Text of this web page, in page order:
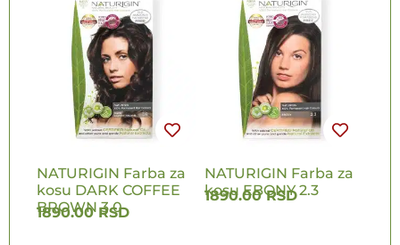
NATURIGIN Farba za
kosu DARK COFFEE
BROWN 3.0
1890.00RSD
NATURIGIN Farba za
kosu EBONY 2.3
1890.00RSD